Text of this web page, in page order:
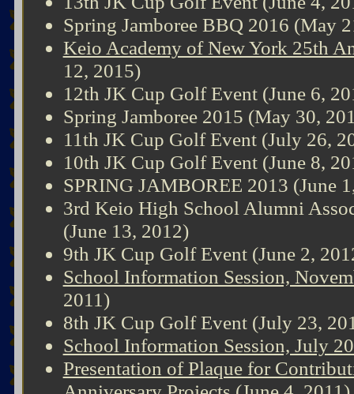
Spring Jamboree BBQ 2016 (May
Keio Academy of New York 25th
12, 2015)
12th JK Cup Golf Event (June 6,
Spring Jamboree 2015 (May 30,
11th JK Cup Golf Event (July 26,
10th JK Cup Golf Event (June 8,
SPRING JAMBOREE 2013 (June
3rd Keio High School Alumni
(June 13, 2012)
9th JK Cup Golf Event (June 2,
School Information Session,
2011)
8th JK Cup Golf Event (July 23,
School Information Session, July
Presentation of Plaque for